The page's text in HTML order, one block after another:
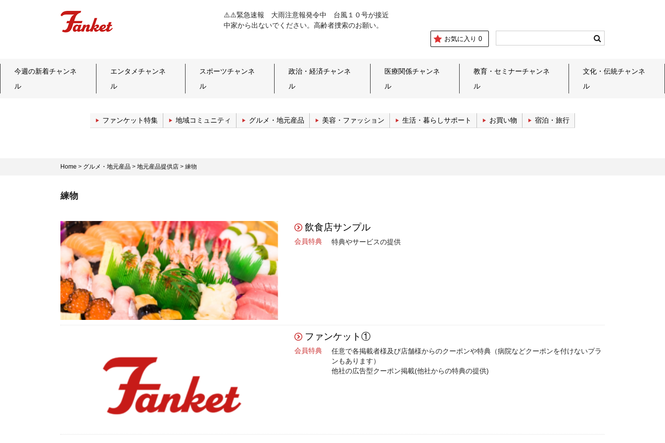
⚠️⚠️緊急速報 大雨注意報発令中 台風１０号が接近
中家から出ないでください。高齢者捜索のお願い。
お気に入り 0
今週の新着チャンネ
ル
エンタメチャンネ
ル
スポーツチャンネ
ル
政治・経済チャンネ
ル
医療関係チャンネ
ル
教育・セミナーチャンネ
ル
文化・伝統チャンネ
ル
ファンケット特集 地域コミュニティ グルメ・地元産品 美容・ファッション 生活・暮らしサポート お買い物 宿泊・旅行
Home > グルメ・地元産品 > 地元産品提供店 > 練物
練物
飲食店サンプル
会員特典 特典やサービスの提供
ファンケット①
会員特典
任意で各掲載者様及び店舗様からのクーポンや特典（病院などクーポンを付けないプラ
ンもあります）
他社の広告型クーポン掲載(他社からの特典の提供)